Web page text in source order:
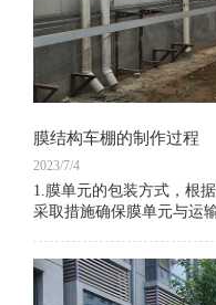
膜结构车棚的制作过程
2023/7/4
1.膜单元的包装方式，根
采取措施确保膜单元与运